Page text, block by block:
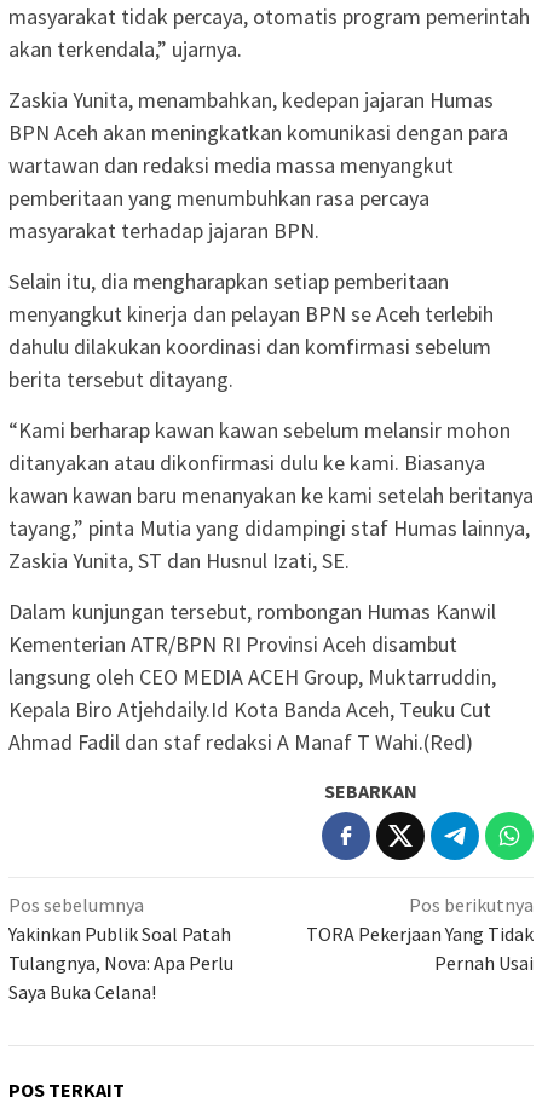
masyarakat tidak percaya, otomatis program pemerintah
akan terkendala,” ujarnya.
Zaskia Yunita, menambahkan, kedepan jajaran Humas
BPN Aceh akan meningkatkan komunikasi dengan para
wartawan dan redaksi media massa menyangkut
pemberitaan yang menumbuhkan rasa percaya
masyarakat terhadap jajaran BPN.
Selain itu, dia mengharapkan setiap pemberitaan
menyangkut kinerja dan pelayan BPN se Aceh terlebih
dahulu dilakukan koordinasi dan komfirmasi sebelum
berita tersebut ditayang.
“Kami berharap kawan kawan sebelum melansir mohon
ditanyakan atau dikonfirmasi dulu ke kami. Biasanya
kawan kawan baru menanyakan ke kami setelah beritanya
tayang,” pinta Mutia yang didampingi staf Humas lainnya,
Zaskia Yunita, ST dan Husnul Izati, SE.
Dalam kunjungan tersebut, rombongan Humas Kanwil
Kementerian ATR/BPN RI Provinsi Aceh disambut
langsung oleh CEO MEDIA ACEH Group, Muktarruddin,
Kepala Biro Atjehdaily.Id Kota Banda Aceh, Teuku Cut
Ahmad Fadil dan staf redaksi A Manaf T Wahi.(Red)
SEBARKAN
Navigasi
pos
Pos sebelumnya
Yakinkan Publik Soal Patah
Tulangnya, Nova: Apa Perlu
Saya Buka Celana!
Pos berikutnya
TORA Pekerjaan Yang Tidak
Pernah Usai
POS TERKAIT